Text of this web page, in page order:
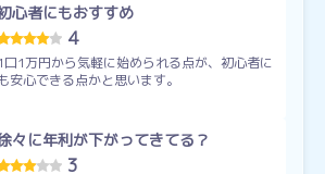
心者にもおすすめ
4
口1万円から気軽に始められる点が、初心者に
安心できる点かと思います。
々に年利が下がってきてる？
3